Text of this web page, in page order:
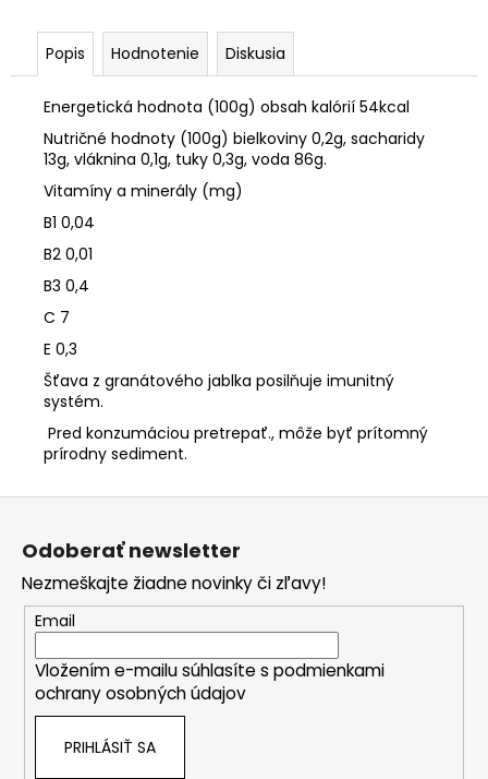
Popis Hodnotenie Diskusia
Energetická hodnota (100g) obsah kalórií 54kcal
Nutričné hodnoty (100g) bielkoviny 0,2g, sacharidy
13g, vláknina 0,1g, tuky 0,3g, voda 86g.
Vitamíny a minerály (mg)
B1 0,04
B2 0,01
B3 0,4
C 7
E 0,3
Šťava z granátového jablka posilňuje imunitný
systém.
Pred konzumáciou pretrepať., môže byť prítomný
prírodny sediment.
Z
Odoberať newsletter
Nezmeškajte žiadne novinky či zľavy!
Email
Vložením e-mailu súhlasíte s podmienkami
ochrany osobných údajov
PRIHLÁSIŤ SA